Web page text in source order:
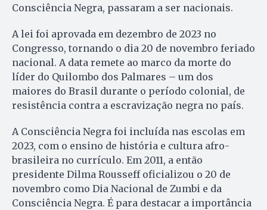
Consciência Negra, passaram a ser nacionais.
A lei foi aprovada em dezembro de 2023 no
Congresso, tornando o dia 20 de novembro feriado
nacional. A data remete ao marco da morte do
líder do Quilombo dos Palmares – um dos
maiores do Brasil durante o período colonial, de
resistência contra a escravização negra no país.
A Consciência Negra foi incluída nas escolas em
2023, com o ensino de história e cultura afro-
brasileira no currículo. Em 2011, a então
presidente Dilma Rousseff oficializou o 20 de
novembro como Dia Nacional de Zumbi e da
Consciência Negra. É para destacar a importância